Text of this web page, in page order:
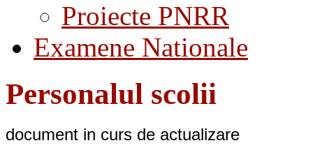
Proiecte PNRR
Examene Nationale
Personalul scolii
document in curs de actualizare